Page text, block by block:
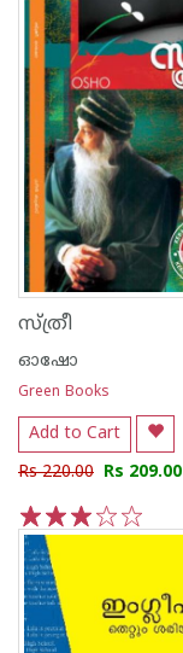
സ്ത്രീ
ഓഷോ
Green Books
Add to Cart
Rs 220.00 Rs 209.00
5
4
3
2
1